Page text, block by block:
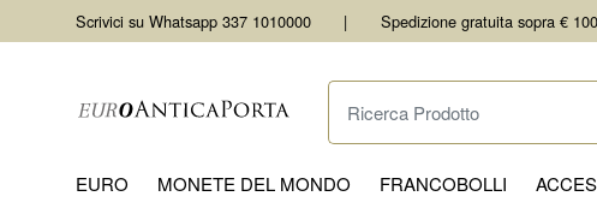
Scrivici su Whatsapp 337 1010000 Spedizione gratuita sopra € 100
Ricerca Prodotto
EURO MONETE DEL MONDO FRANCOBOLLI